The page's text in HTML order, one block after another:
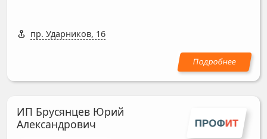
пр. Ударников, 16
ИП Брусянцев Юрий
Александрович